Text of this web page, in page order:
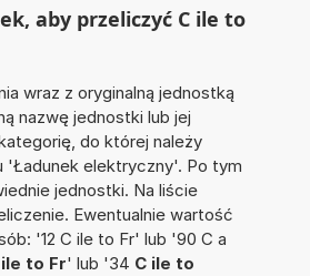
aby przeliczyć C ile to
wraz z oryginalną jednostką
nazwę jednostki lub jej
do której należy
'Ładunek elektryczny'. Po tym
jednostki. Na liście
Ewentualnie wartość
'12 C ile to Fr' lub '90 C a
to Fr' lub '34 C ile to